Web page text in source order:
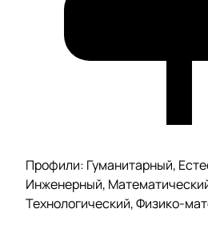
Профили: Гуманитарный,
Инженерный,
Технологический, Физико-